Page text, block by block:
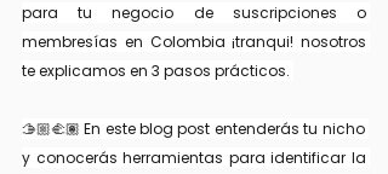
para tu negocio de suscripciones o
membresías en Colombia ¡tranqui! nosotros
te explicamos en 3 pasos prácticos.
🫱🏼‍🫲🏽 En este blog post entenderás tu nicho
y conocerás herramientas para identificar la